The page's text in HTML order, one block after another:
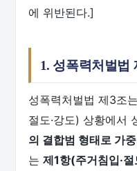
에 위반된다.]
1. 성폭력처벌법
성폭력처벌법 제3조
절도·강도) 상황에서
의 결합범 형태로 가
는 제1항(주거침입·